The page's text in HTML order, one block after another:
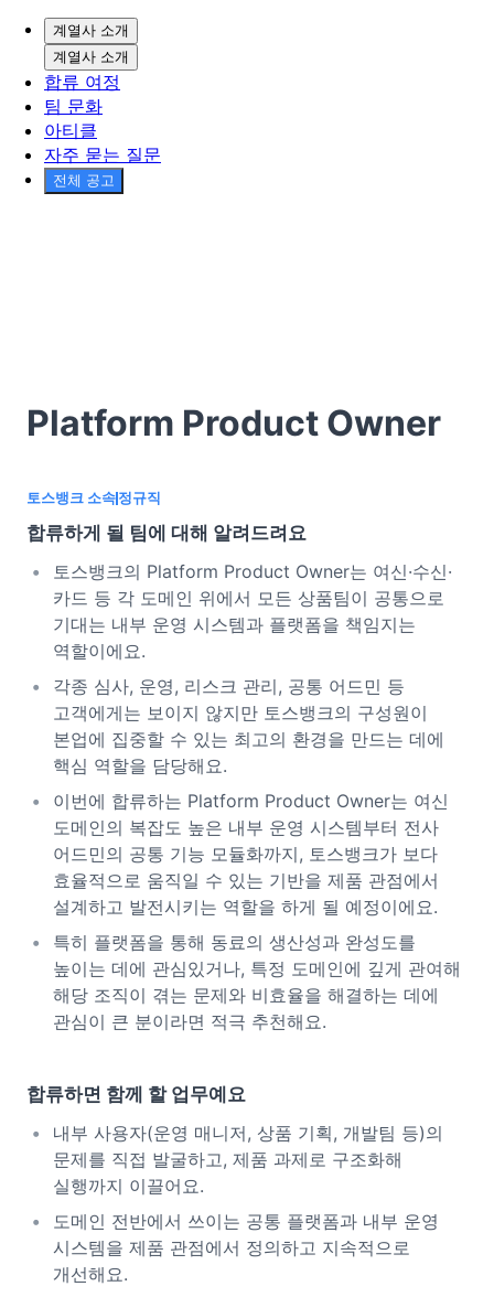
계열사 소개
계열사 소개
합류 여정
팀 문화
아티클
자주 묻는 질문
전체 공고
Platform Product Owner
토스뱅크 소속정규직
합류하게 될 팀에 대해 알려드려요
토스뱅크의 Platform Product Owner는 여신·수신·
카드 등 각 도메인 위에서 모든 상품팀이 공통으로
기대는 내부 운영 시스템과 플랫폼을 책임지는
역할이에요.
각종 심사, 운영, 리스크 관리, 공통 어드민 등
고객에게는 보이지 않지만 토스뱅크의 구성원이
본업에 집중할 수 있는 최고의 환경을 만드는 데에
핵심 역할을 담당해요.
이번에 합류하는 Platform Product Owner는 여신
도메인의 복잡도 높은 내부 운영 시스템부터 전사
어드민의 공통 기능 모듈화까지, 토스뱅크가 보다
효율적으로 움직일 수 있는 기반을 제품 관점에서
설계하고 발전시키는 역할을 하게 될 예정이에요.
특히 플랫폼을 통해 동료의 생산성과 완성도를
높이는 데에 관심있거나, 특정 도메인에 깊게 관여해
해당 조직이 겪는 문제와 비효율을 해결하는 데에
관심이 큰 분이라면 적극 추천해요.
합류하면 함께 할 업무예요
내부 사용자(운영 매니저, 상품 기획, 개발팀 등)의
문제를 직접 발굴하고, 제품 과제로 구조화해
실행까지 이끌어요.
도메인 전반에서 쓰이는 공통 플랫폼과 내부 운영
시스템을 제품 관점에서 정의하고 지속적으로
개선해요.